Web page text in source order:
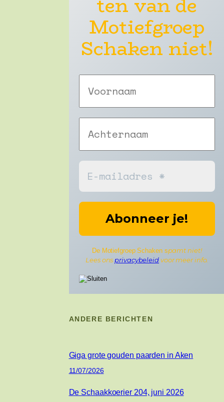
Motiefgroep
Schaken niet!
De Motiefgroep Schaken spamt niet!
Lees ons privacybeleidvoor meer info.
ANDERE BERICHTEN
Giga grote gouden paarden in Aken
11/07/2026
De Schaakkoerier 204, juni 2026